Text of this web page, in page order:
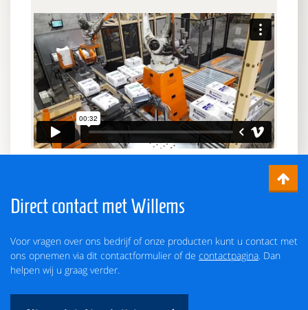
Direct contact met Willems
Voor vragen over ons bedrijf of onze producten kunt u contact met
ons opnemen via dit contactformulier of de contactpagina. Dan
helpen wij u graag verder.